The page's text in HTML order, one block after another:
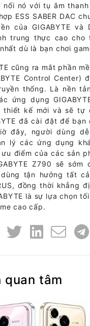
nối nó với tụ âm
ESS SABER DAC
của GIGABYTE và
trung thực cao cho
dù là bạn chơi
cũng ra mắt phần
Control Center)
thống. Là nền
ứng dụng
thiết kế mới và sẽ tự
đã cài đặt để
đây, người dùng
lý các ứng dụng
điểm của các sản
Z790 sẽ
tận hưởng tất
đồng thời khẳng
là sự lựa chọn
cao cấp.
quan tâm